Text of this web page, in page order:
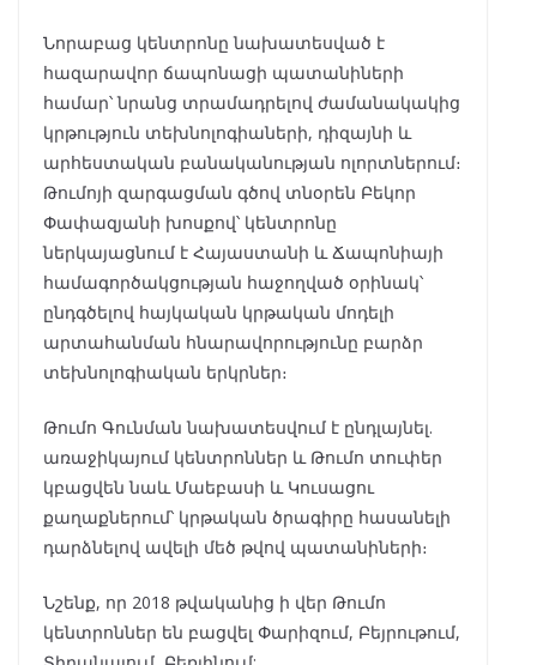
Նորաբաց կենտրոնը նախատեսված է
հազարավոր ճապոնացի պատանիների
համար՝ նրանց տրամադրելով ժամանակակից
կրթություն տեխնոլոգիաների, դիզայնի և
արհեստական բանականության ոլորտներում։
Թումոյի զարգացման գծով տնօրեն Բեկոր
Փափազյանի խոսքով՝ կենտրոնը
ներկայացնում է Հայաստանի և Ճապոնիայի
համագործակցության հաջողված օրինակ՝
ընդգծելով հայկական կրթական մոդելի
արտահանման հնարավորությունը բարձր
տեխնոլոգիական երկրներ։
Թումո Գունման նախատեսվում է ընդլայնել.
առաջիկայում կենտրոններ և Թումո տուփեր
կբացվեն նաև Մաեբասի և Կուսացու
քաղաքներում՝ կրթական ծրագիրը հասանելի
դարձնելով ավելի մեծ թվով պատանիների։
Նշենք, որ 2018 թվականից ի վեր Թումո
կենտրոններ են բացվել Փարիզում, Բեյրութում,